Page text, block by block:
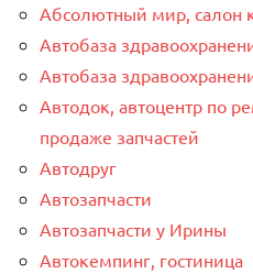
Абсолютный мир, салон
Автобаза
Автобаза
Автодок, автоцентр по
продаже запчастей
Автодруг
Автозапчасти
Автозапчасти у Ирины
Автокемпинг, гостиница